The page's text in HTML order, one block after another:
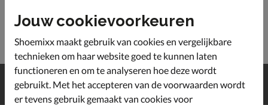
Gratisverzending en retour*
Achterafbetalen
Jouw cookievoorkeuren
Shoemixx maakt gebruik van cookies en vergelijkbare
technieken om haar website goed te kunnen laten
functioneren en om te analyseren hoe deze wordt
gebruikt. Met het accepteren van de voorwaarden wordt
er tevens gebruik gemaakt van cookies voor